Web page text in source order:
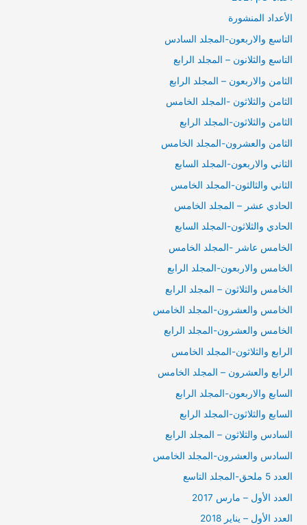
الأعداد المنشورة
التاسع والاربعون-المجلد السادس
التاسع والثلانون – المجلد الرابع
الثامن والاربعون – المجلد الرابع
الثامن والثلاثون -المجلد الخامس
الثامن والثلاثون-المجلد الرابع
الثامن والعشرون-المجلد الخامس
الثاني والاربعون-المجلد السابع
الثاني والثالثون-المجلد الخامس
الحادي عشر – المجلد الخامس
الحادي والثلاثون-المجلد السابع
الخامس عاشر -المجلد الخامس
الخامس والاربعون-المجلد الرابع
الخامس والثلاثون – المجلد الرابع
الخامس والعشرون-المجلد الخامس
الخامس والعشرون-المجلد الرابع
الرابع والثلاثون-المجلد الخامس
الرابع والعشرون – المجلد الخامس
السابع والاربعون-المجلد الرابع
السابع والثلاثون-المجلد الرابع
السادس والثلاثون – المجلد الرابع
السادس والعشرون-المجلد الخامس
العدد 5 ملحق-المجلد التاسع
العدد الأول – مارس 2017
العدد الأول – يناير 2018